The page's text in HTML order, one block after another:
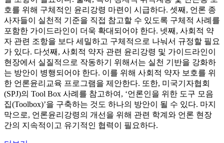
호를 위해 구체적인 윤리강령 마련이 시급하다. 셋째, 언론 종
사자들이 실천적 기준을 직접 참고할 수 있도록 구체적 사례를
포함한 가이드라인이 더욱 확대되어야 한다. 넷째, 사회적 약
자 관련 조항을 보다 세밀하고 구체적으로 나눠서 규정할 필요
가 있다. 다섯째, 사회적 약자 관련 윤리강령 및 가이드라인이
현장에서 실질적으로 작동하기 위해서는 실천 기반을 강화하
는 방안이 병행되어야 한다. 이를 위해 사회적 약자 보호를 위
한 언론윤리교육 프로그램을 제안한다. 또한, 미국기자협회
(SPJ)의 Tool Box 사례를 참고하여, ‘언론인을 위한 도구 모음
집(Toolbox)’을 구축하는 것도 하나의 방안이 될 수 있다. 마지
막으로, 언론윤리강령의 개선을 위해 관련 학계와 언론 현장
간의 지속적이고 유기적인 협력이 필요하다.